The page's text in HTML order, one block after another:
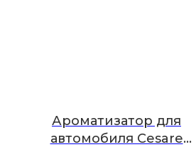
Ароматизатор для
автомобиля Cesare